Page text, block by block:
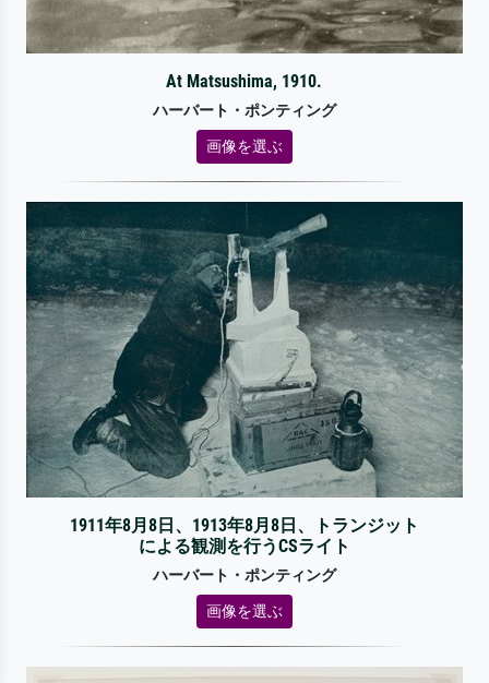
At Matsushima, 1910.
ハーバート・ポンティング
画像を選ぶ
1911年8月8日、1913年8月8日、トランジット
による観測を行うCSライト
ハーバート・ポンティング
画像を選ぶ